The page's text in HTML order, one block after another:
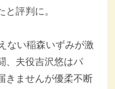
評判に。
ない稲森いずみが激
、夫役吉沢悠はパ
きませんが優柔不断